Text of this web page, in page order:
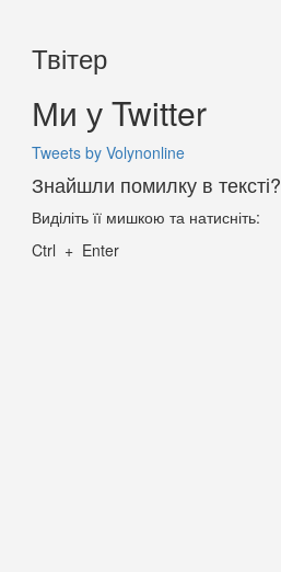
Твітер
Ми у Twitter
Tweets by Volynonline
Знайшли помилку в тексті?
Виділіть її мишкою та натисніть:
Ctrl + Enter